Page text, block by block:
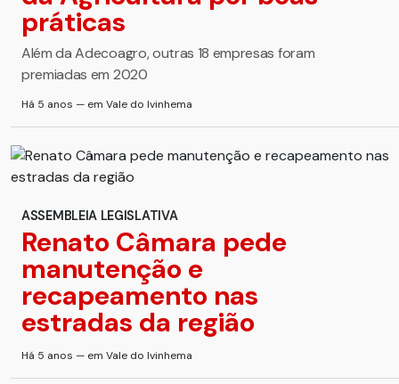
práticas
Além da Adecoagro, outras 18 empresas foram
premiadas em 2020
Há 5 anos — em Vale do Ivinhema
ASSEMBLEIA LEGISLATIVA
Renato Câmara pede
manutenção e
recapeamento nas
estradas da região
Há 5 anos — em Vale do Ivinhema